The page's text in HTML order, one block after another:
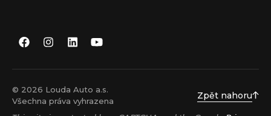
© 2026 Louda Auto a.s.
Všechna práva vyhrazena
Zpět nahoru